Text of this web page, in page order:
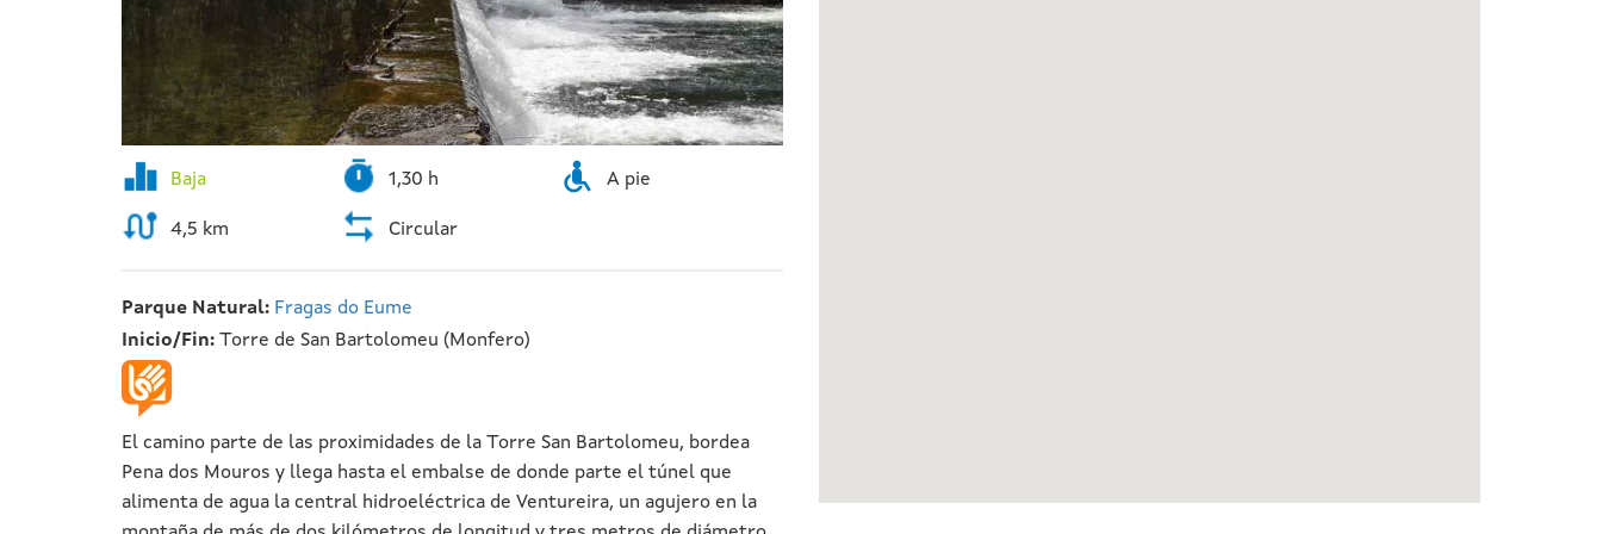
Baja 1,30 h A pie
4,5 km Circular
Parque Natural: Fragas do Eume
Inicio/Fin: Torre de San Bartolomeu (Monfero)
El camino parte de las proximidades de la Torre San Bartolomeu, bordea
Pena dos Mouros y llega hasta el embalse de donde parte el túnel que
alimenta de agua la central hidroeléctrica de Ventureira, un agujero en la